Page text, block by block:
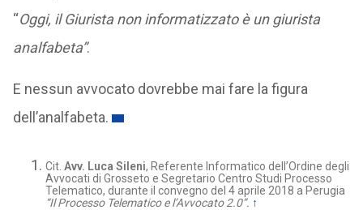
“Oggi, il Giurista non informatizzato è un giurista
analfabeta”.
E nessun avvocato dovrebbe mai fare la figura
dell’analfabeta.
Cit. Avv. Luca Sileni, Referente Informatico dell’Ordine degli
Avvocati di Grosseto e Segretario Centro Studi Processo
Telematico, durante il convegno del 4 aprile 2018 a Perugia
“Il Processo Telematico e l’Avvocato 2.0”. ↑